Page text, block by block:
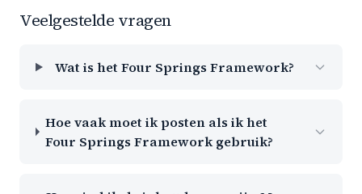
Veelgestelde vragen
Wat is het Four Springs Framework?
Hoe vaak moet ik posten als ik het
Four Springs Framework gebruik?